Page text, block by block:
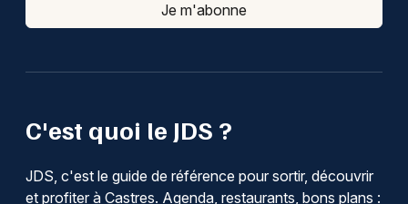
C'est quoi le JDS ?
JDS, c'est le guide de référence pour sortir, découvrir
et profiter à Castres. Agenda, restaurants, bons plans :
Je m'abonne